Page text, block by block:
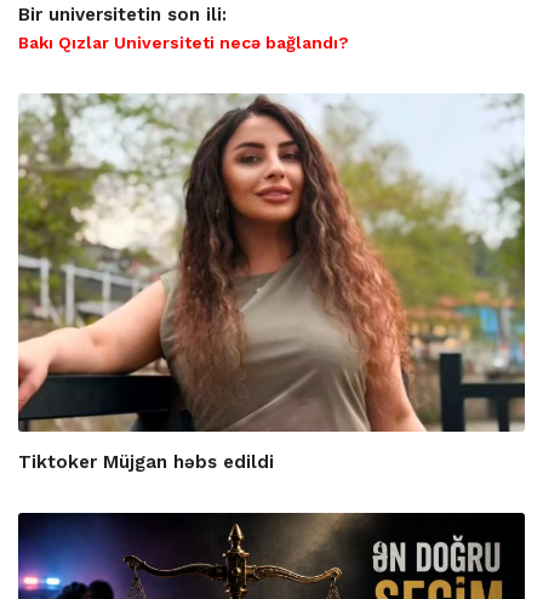
Bir universitetin son ili:
Bakı Qızlar Universiteti necə bağlandı?
Tiktoker Müjgan həbs edildi